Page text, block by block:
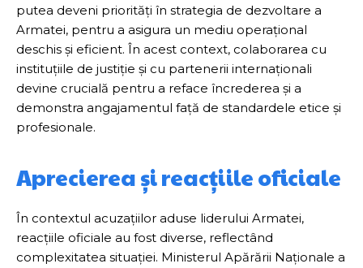
putea deveni priorități în strategia de dezvoltare a
Armatei, pentru a asigura un mediu operațional
deschis și eficient. În acest context, colaborarea cu
instituțiile de justiție și cu partenerii internaționali
devine crucială pentru a reface încrederea și a
demonstra angajamentul față de standardele etice și
profesionale.
Aprecierea și reacțiile oficiale
În contextul acuzațiilor aduse liderului Armatei,
reacțiile oficiale au fost diverse, reflectând
complexitatea situației. Ministerul Apărării Naționale a